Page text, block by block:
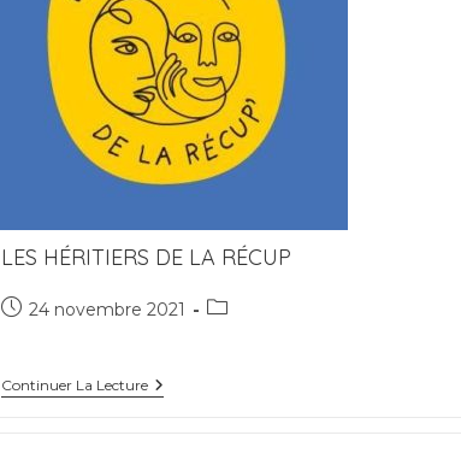
LES HÉRITIERS DE LA RÉCUP
Publication
24 novembre 2021
Post
Continuer La LectureLes
Héritiers